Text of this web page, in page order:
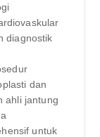
diagnostik
dan
ahli jantung
untuk